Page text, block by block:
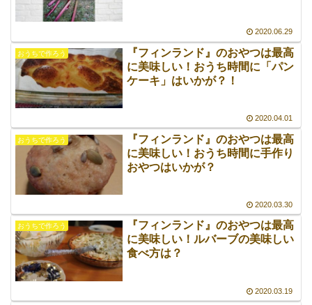
2020.06.29
おうちで作ろう
『フィンランド』のおやつは最高
に美味しい！おうち時間に「パン
ケーキ」はいかが？！
2020.04.01
おうちで作ろう
『フィンランド』のおやつは最高
に美味しい！おうち時間に手作り
おやつはいかが？
2020.03.30
おうちで作ろう
『フィンランド』のおやつは最高
に美味しい！ルバーブの美味しい
食べ方は？
2020.03.19